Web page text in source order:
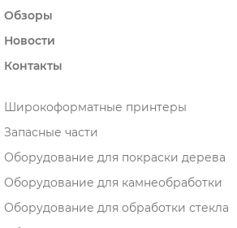
Обзоры
Новости
Контакты
Широкоформатные принтеры
Запасные части
Оборудование для покраски дерева
Оборудование для камнеобработки
Оборудование для обработки стекла